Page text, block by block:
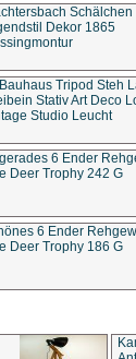
Schälchen
Dekor 1865
Tripod Steh
Stativ Art Deco
Studio Leucht
6 Ender
Deer Trophy 242 G
6 Ender
Deer Trophy 186 G